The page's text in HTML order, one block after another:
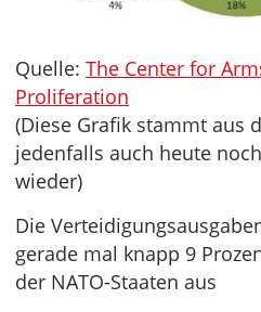
Quelle: The Center for
Proliferation
(Diese Grafik stammt aus
jedenfalls auch heute
wieder)
Die
gerade mal knapp 9
der NATO-Staaten aus